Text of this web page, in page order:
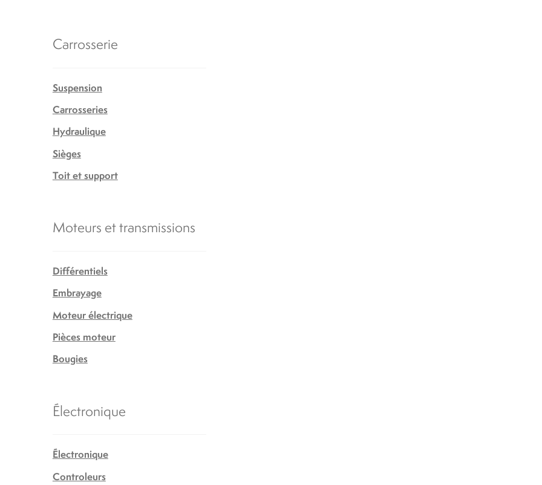
Carrosserie
Suspension
Carrosseries
Hydraulique
Sièges
Toit et support
Moteurs et transmissions
Différentiels
Embrayage
Moteur électrique
Pièces moteur
Bougies
Électronique
Électronique
Controleurs